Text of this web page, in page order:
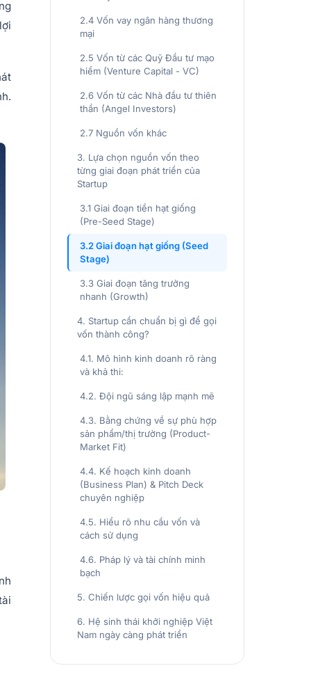
2.4 Vốn vay ngân hàng thương
mại
2.5 Vốn từ các Quỹ Đầu tư mạo
hiểm (Venture Capital - VC)
2.6 Vốn từ các Nhà đầu tư thiên
thần (Angel Investors)
2.7 Nguồn vốn khác
3. Lựa chọn nguồn vốn theo
từng giai đoạn phát triển của
Startup
3.1 Giai đoạn tiền hạt giống
(Pre-Seed Stage)
3.2 Giai đoạn hạt giống (Seed
Stage)
3.3 Giai đoạn tăng trưởng
nhanh (Growth)
4. Startup cần chuẩn bị gì để gọi
vốn thành công?
4.1. Mô hình kinh doanh rõ ràng
và khả thi:
4.2. Đội ngũ sáng lập mạnh mẽ
4.3. Bằng chứng về sự phù hợp
sản phẩm/thị trường (Product-
Market Fit)
4.4. Kế hoạch kinh doanh
(Business Plan) & Pitch Deck
chuyên nghiệp
4.5. Hiểu rõ nhu cầu vốn và
cách sử dụng
4.6. Pháp lý và tài chính minh
bạch
5. Chiến lược gọi vốn hiệu quả
6. Hệ sinh thái khởi nghiệp Việt
Nam ngày càng phát triển